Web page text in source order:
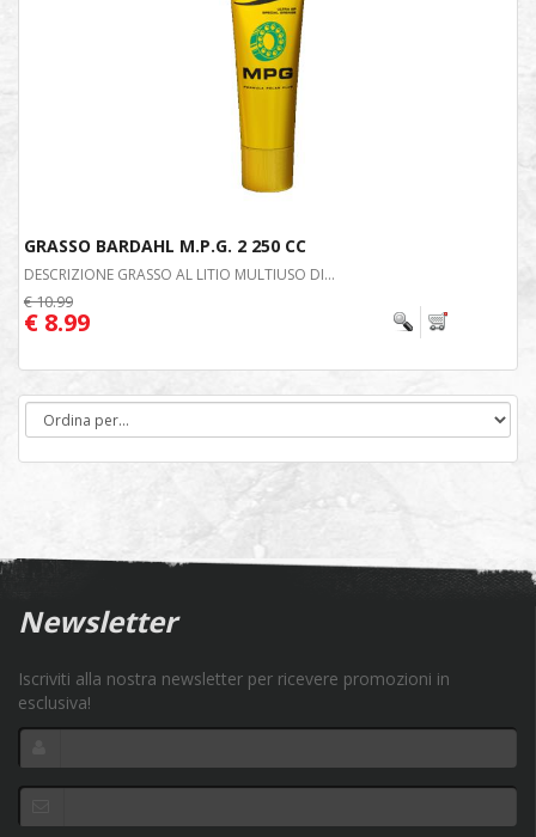
GRASSO BARDAHL M.P.G. 2 250 CC
DESCRIZIONE GRASSO AL LITIO MULTIUSO DI...
€ 10.99
€ 8.99
Newsletter
Iscriviti alla nostra newsletter per ricevere promozioni in
esclusiva!